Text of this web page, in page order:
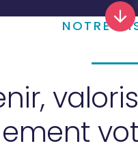
NOTRE